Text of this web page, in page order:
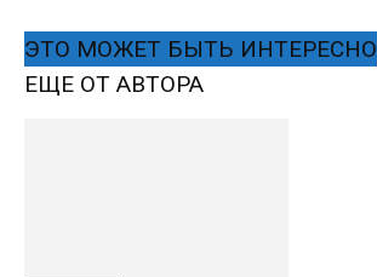
ЭТО МОЖЕТ БЫТЬ ИНТЕРЕСНО
ЕЩЕ ОТ АВТОРА